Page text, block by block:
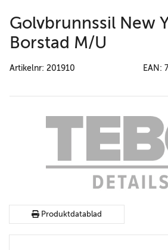
Golvbrunnssil New
Borstad M/U
Artikelnr: 201910 EAN:
Produktdatablad